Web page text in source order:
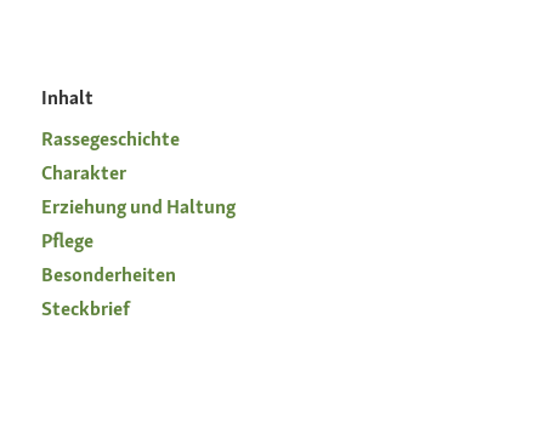
Inhalt
Rassegeschichte
Charakter
Erziehung und Haltung
Pflege
Besonderheiten
Steckbrief